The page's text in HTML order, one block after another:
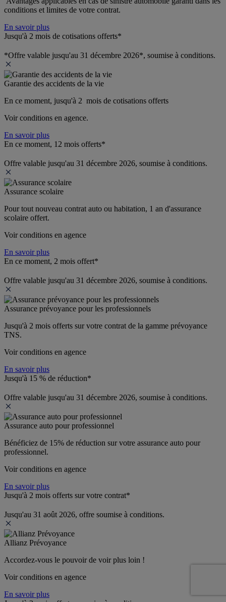
conditions et limites de votre contrat.
En savoir plus
Jusqu'à 2 mois de cotisations offerts*
*Offre valable jusqu'au 31 décembre 2026*, soumise à conditions.
Garantie des accidents de la vie
En ce moment, jusqu'à 2  mois de cotisations offerts
Voir conditions en agence.
En savoir plus
En ce moment, 12 mois offerts*
Offre valable jusqu'au 31 décembre 2026, soumise à conditions.
Assurance scolaire
Pour tout nouveau contrat auto ou habitation, 1 an d'assurance
scolaire offert.
Voir conditions en agence
En savoir plus
En ce moment, 2 mois offert*
Offre valable jusqu'au 31 décembre 2026, soumise à conditions.
Assurance prévoyance pour les professionnels
Jusqu'à 2 mois offerts sur votre contrat de la gamme prévoyance
TNS.
Voir conditions en agence
En savoir plus
Jusqu'à 15 % de réduction*
Offre valable jusqu'au 31 décembre 2026, soumise à conditions.
Assurance auto pour professionnel
Bénéficiez de 15% de réduction sur votre assurance auto pour
professionnel.
Voir conditions en agence
En savoir plus
Jusqu'à 2 mois offerts sur votre contrat*
Jusqu'au 31 août 2026, offre soumise à conditions.
Allianz Prévoyance
Accordez-vous le pouvoir de voir plus loin !
Voir conditions en agence
En savoir plus